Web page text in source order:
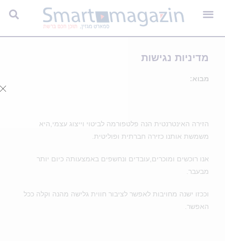
מדיניות נגישות
מבוא:
הזירה האינטרנטית הנה פלטפורמה לביטוי וייצוג עצמי,היא
משמשת אותנו כזירה חברתית ופוליטית.
אנו רוכשים ומוכרים,עובדים ונחשפים באמצעותה כיום יותר
מבעבר.
וככזו ישנה מחויבות לאפשר לציבור חווית גלישה מהנה וקלה ככל
האפשר.